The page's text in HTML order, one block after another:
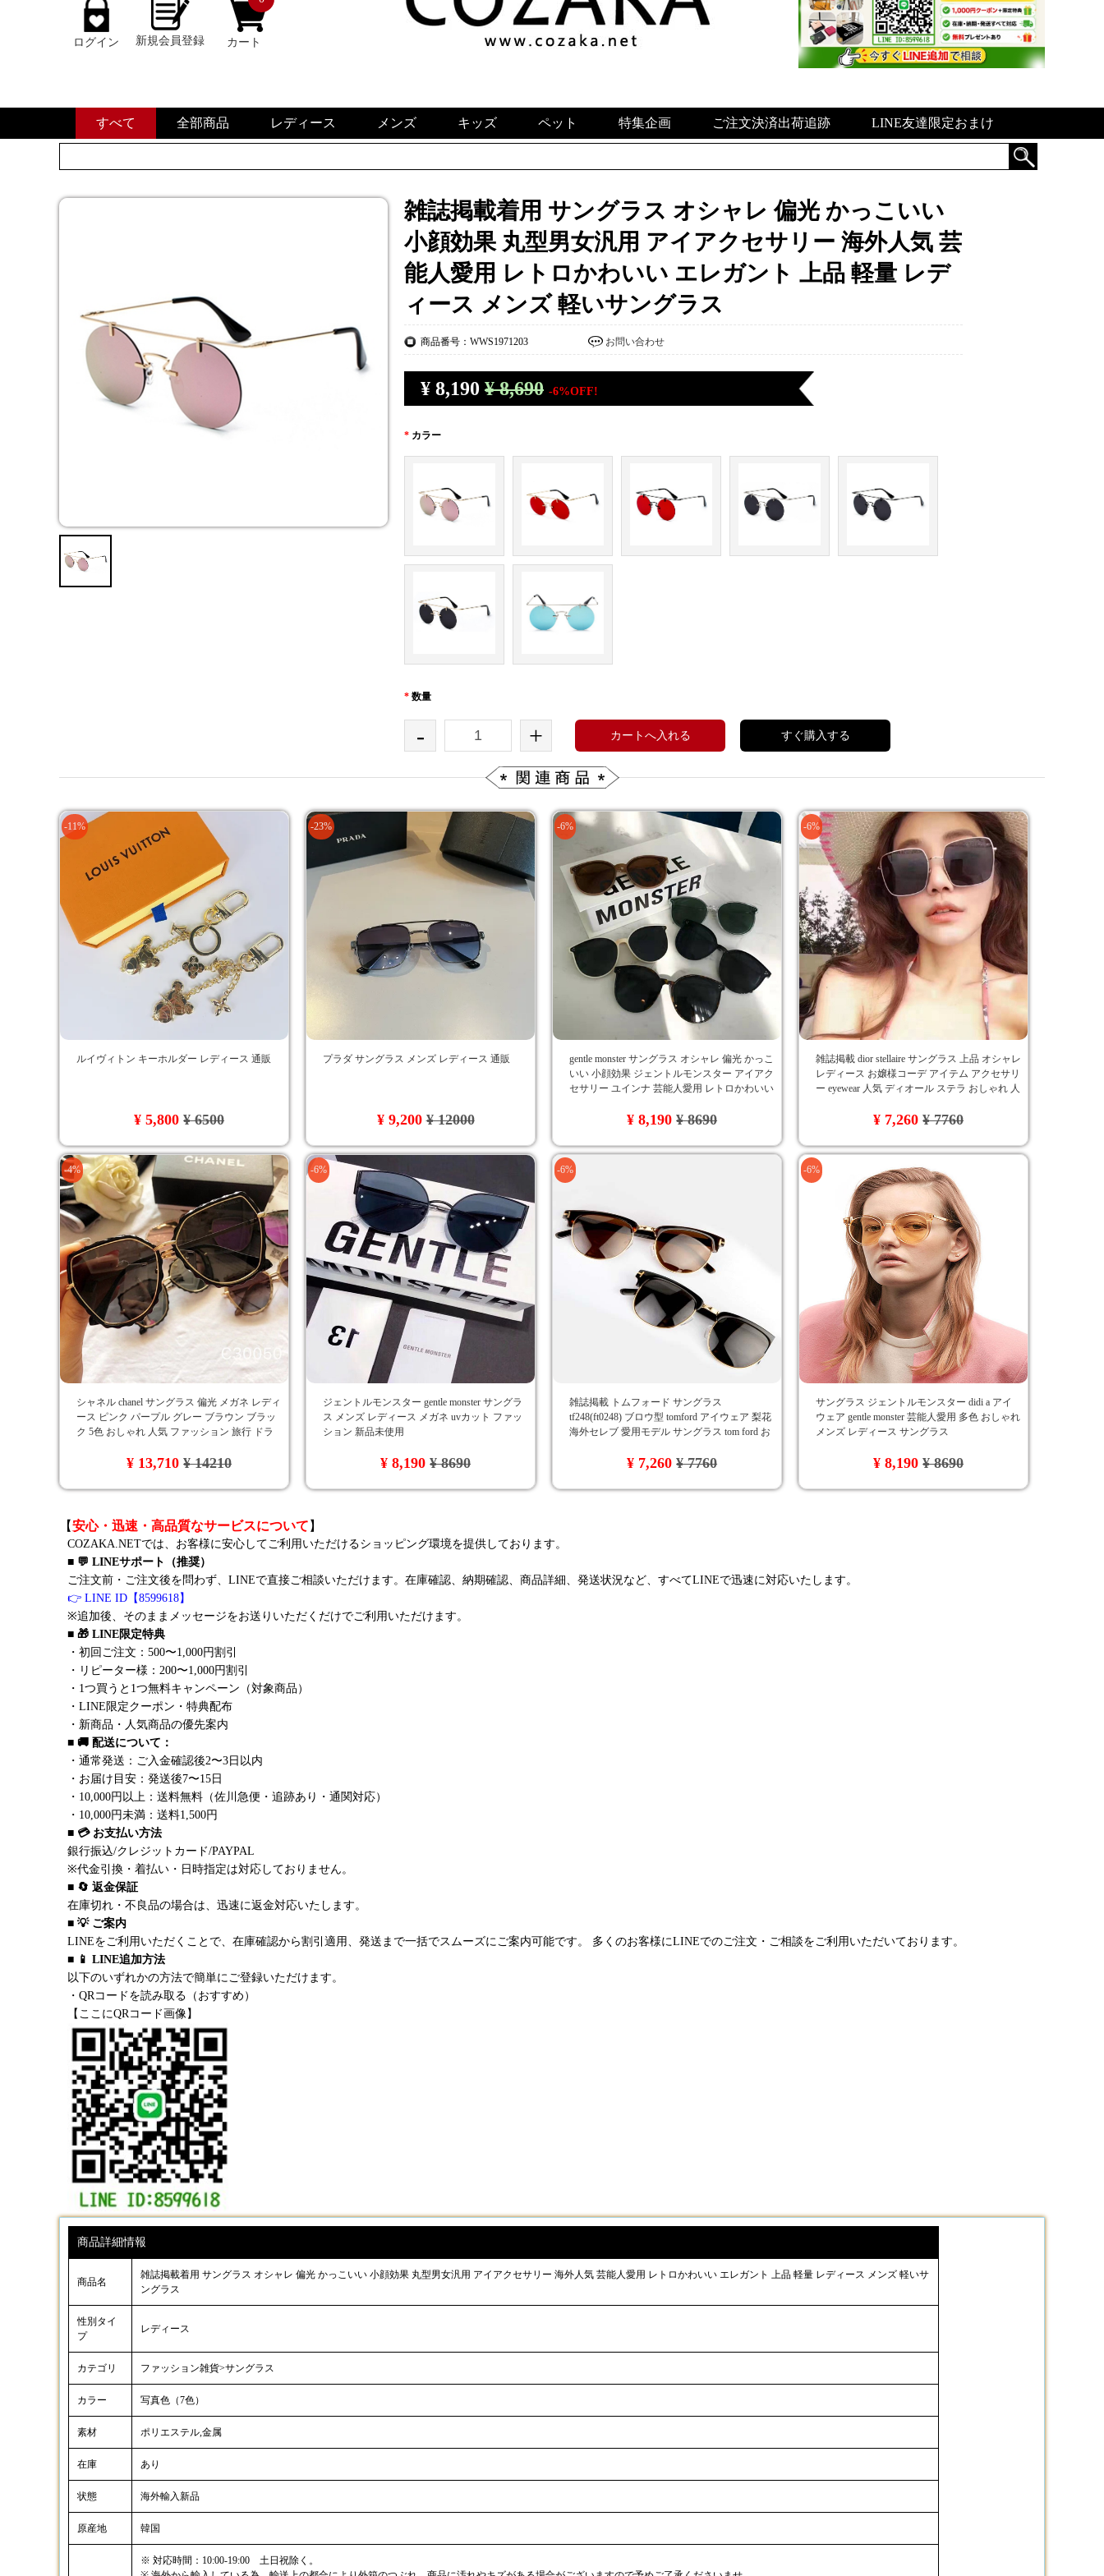
ログイン 新規会員登録 カート
すべて 全部商品 レディース メンズ キッズ ペット 特集企画 ご注文決済出荷追跡 LINE友達限定おまけ
​雑誌掲載着用 サングラス オシャレ 偏光 かっこいい
小顔効果 丸型男女汎用 アイアクセサリー 海外人気 芸
能人愛用 レトロかわいい エレガント 上品 軽量 レデ
ィース メンズ 軽いサングラス
商品番号：WWS1971203 お問い合わせ
¥ 8,190 ¥ 8,690 -6%OFF!
* カラー
* 数量
- + カートへ入れる すぐ購入する
-11%
ルイヴィトン キーホルダー レディース 通販
¥ 5,800¥ 6500
-23%
プラダ サングラス メンズ レディース 通販
¥ 9,200¥ 12000
-6%
gentle monster サングラス オシャレ 偏光 かっこ
いい 小顔効果 ジェントルモンスター アイアク
セサリー ユインナ 芸能人愛用 レトロかわいい
¥ 8,190¥ 8690
-6%
雑誌掲載 dior stellaire サングラス 上品 オシャレ
レディース お嬢様コーデ アイテム アクセサリ
ー eyewear 人気 ディオール ステラ おしゃれ 人
¥ 7,260¥ 7760
-4%
シャネル chanel サングラス 偏光 メガネ レディ
ース ピンク パープル グレー ブラウン ブラッ
ク 5色 おしゃれ 人気 ファッション 旅行 ドラ
¥ 13,710¥ 14210
-6%
ジェントルモンスター gentle monster サングラ
ス メンズ レディース メガネ uvカット ファッ
ション 新品未使用
¥ 8,190¥ 8690
-6%
雑誌掲載 トムフォード サングラス
tf248(ft0248) ブロウ型 tomford アイウェア 梨花
海外セレブ 愛用モデル サングラス tom ford お
¥ 7,260¥ 7760
-6%
サングラス ジェントルモンスター didi a アイ
ウェア gentle monster 芸能人愛用 多色 おしゃれ
メンズ レディース サングラス
¥ 8,190¥ 8690
【安心・迅速・高品質なサービスについて 】
COZAKA.NETでは、お客様に安心してご利用いただけるショッピング環境を提供しております。
■ 💬 LINEサポート（推奨）
ご注文前・ご注文後を問わず、LINEで直接ご相談いただけます。在庫確認、納期確認、商品詳細、発送状況など、すべてLINEで迅速に対応いたします。
👉 LINE ID【8599618】
※追加後、そのままメッセージをお送りいただくだけでご利用いただけます。
■ 🎁 LINE限定特典
・初回ご注文：500〜1,000円割引
・リピーター様：200〜1,000円割引
・1つ買うと1つ無料キャンペーン（対象商品）
・LINE限定クーポン・特典配布
・新商品・人気商品の優先案内
■ 🚚 配送について：
・通常発送：ご入金確認後2〜3日以内
・お届け目安：発送後7〜15日
・10,000円以上：送料無料（佐川急便・追跡あり・通関対応）
・10,000円未満：送料1,500円
■ 💳 お支払い方法
銀行振込/クレジットカード/PAYPAL
※代金引換・着払い・日時指定は対応しておりません。
■ 🔄 返金保証
在庫切れ・不良品の場合は、迅速に返金対応いたします。
■ 💡 ご案内
LINEをご利用いただくことで、在庫確認から割引適用、発送まで一括でスムーズにご案内可能です。 多くのお客様にLINEでのご注文・ご相談をご利用いただいております。
■ 📱 LINE追加方法
以下のいずれかの方法で簡単にご登録いただけます。
・QRコードを読み取る（おすすめ）
【ここにQRコード画像】
商品詳細情報
商品名
雑誌掲載着用 サングラス オシャレ 偏光 かっこいい 小顔効果 丸型男女汎用 アイアクセサリー 海外人気 芸能人愛用 レトロかわいい エレガント 上品 軽量 レディース メンズ 軽いサ
ングラス
性別タイ
プ
レディース
カテゴリ ファッション雑貨>サングラス
カラー 写真色（7色）
素材 ポリエステル,金属
在庫 あり
状態 海外輸入新品
原産地 韓国
※ 対応時間：10:00-19:00 土日祝除く。